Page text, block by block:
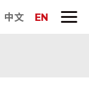
中文 EN